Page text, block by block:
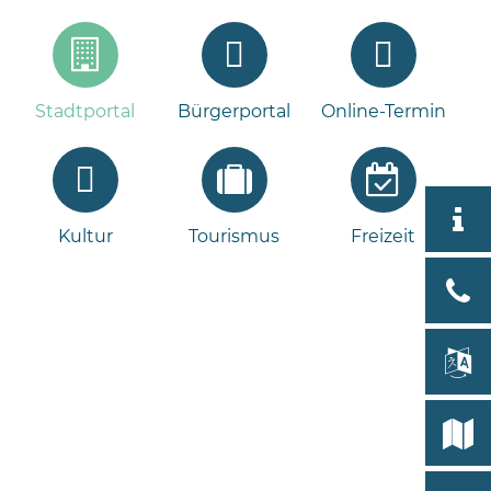
Stadtportal Bürgerportal Online-Termin
Kultur Tourismus Freizeit
Bleeck
19